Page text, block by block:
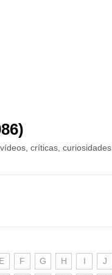
críticas, curiosidades.
E F G H I J